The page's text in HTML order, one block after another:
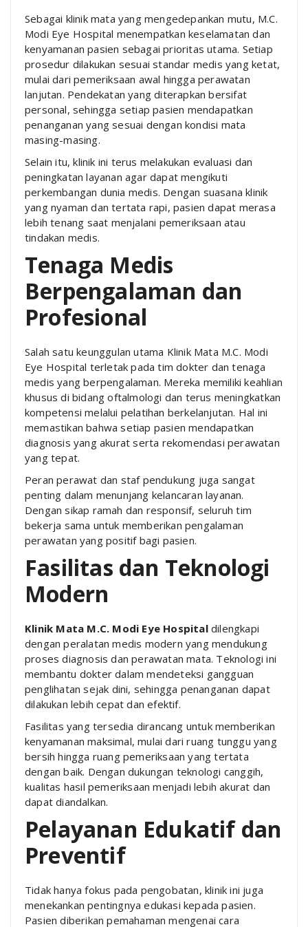
Sebagai klinik mata yang mengedepankan mutu, M.C.
Modi Eye Hospital menempatkan keselamatan dan
kenyamanan pasien sebagai prioritas utama. Setiap
prosedur dilakukan sesuai standar medis yang ketat,
mulai dari pemeriksaan awal hingga perawatan
lanjutan. Pendekatan yang diterapkan bersifat
personal, sehingga setiap pasien mendapatkan
penanganan yang sesuai dengan kondisi mata
masing-masing.
Selain itu, klinik ini terus melakukan evaluasi dan
peningkatan layanan agar dapat mengikuti
perkembangan dunia medis. Dengan suasana klinik
yang nyaman dan tertata rapi, pasien dapat merasa
lebih tenang saat menjalani pemeriksaan atau
tindakan medis.
Tenaga Medis
Berpengalaman dan
Profesional
Salah satu keunggulan utama Klinik Mata M.C. Modi
Eye Hospital terletak pada tim dokter dan tenaga
medis yang berpengalaman. Mereka memiliki keahlian
khusus di bidang oftalmologi dan terus meningkatkan
kompetensi melalui pelatihan berkelanjutan. Hal ini
memastikan bahwa setiap pasien mendapatkan
diagnosis yang akurat serta rekomendasi perawatan
yang tepat.
Peran perawat dan staf pendukung juga sangat
penting dalam menunjang kelancaran layanan.
Dengan sikap ramah dan responsif, seluruh tim
bekerja sama untuk memberikan pengalaman
perawatan yang positif bagi pasien.
Fasilitas dan Teknologi
Modern
Klinik Mata M.C. Modi Eye Hospitaldilengkapi
dengan peralatan medis modern yang mendukung
proses diagnosis dan perawatan mata. Teknologi ini
membantu dokter dalam mendeteksi gangguan
penglihatan sejak dini, sehingga penanganan dapat
dilakukan lebih cepat dan efektif.
Fasilitas yang tersedia dirancang untuk memberikan
kenyamanan maksimal, mulai dari ruang tunggu yang
bersih hingga ruang pemeriksaan yang tertata
dengan baik. Dengan dukungan teknologi canggih,
kualitas hasil pemeriksaan menjadi lebih akurat dan
dapat diandalkan.
Pelayanan Edukatif dan
Preventif
Tidak hanya fokus pada pengobatan, klinik ini juga
menekankan pentingnya edukasi kepada pasien.
Pasien diberikan pemahaman mengenai cara